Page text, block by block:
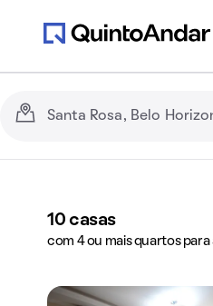
10 casas
com 4 ou mais quartos para